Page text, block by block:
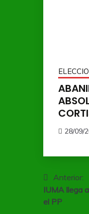
28/09/
de
Anterior:
IUMA llega
el PP